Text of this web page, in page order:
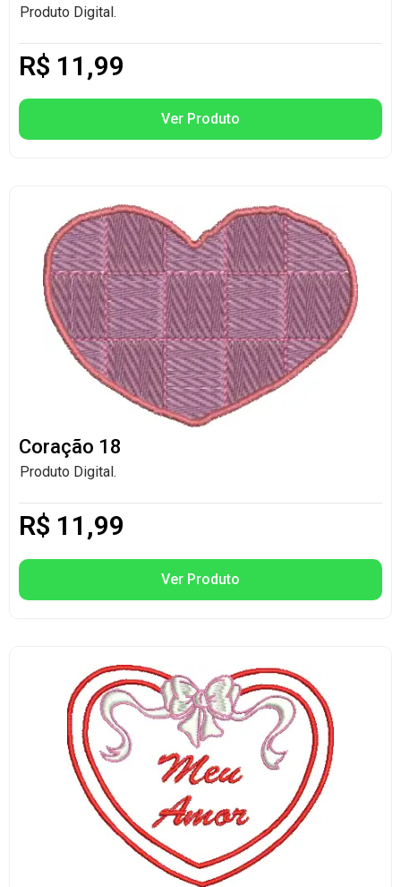
Produto Digital.
R$ 11,99
Ver Produto
Coração 18
Produto Digital.
R$ 11,99
Ver Produto